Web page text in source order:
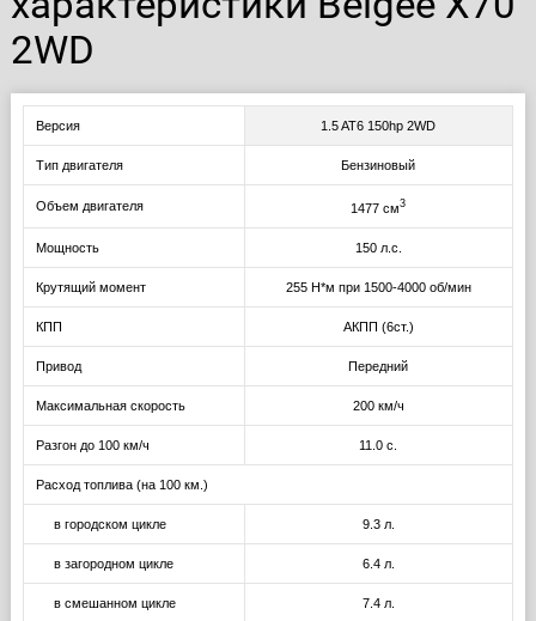
2WD
Версия 1.5 AT6 150hp 2WD
Тип двигателя Бензиновый
Объем двигателя 1477 см3
Мощность 150 л.с.
Крутящий момент 255 Н*м при 1500-4000 об/мин
КПП АКПП (6ст.)
Привод Передний
Максимальная скорость 200 км/ч
Разгон до 100 км/ч 11.0 с.
Расход топлива (на 100 км.)
в городском цикле 9.3 л.
в загородном цикле 6.4 л.
в смешанном цикле 7.4 л.